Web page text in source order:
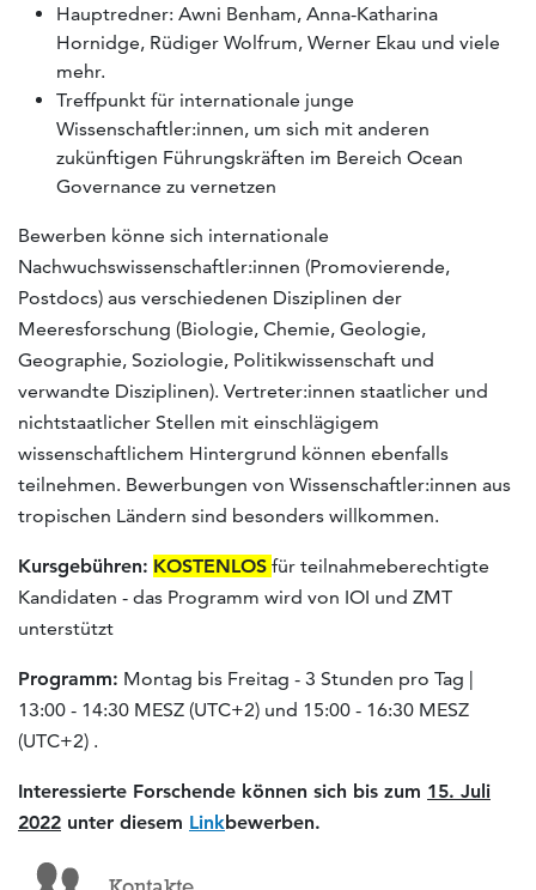
Hauptredner: Awni Benham, Anna-Katharina
Hornidge, Rüdiger Wolfrum, Werner Ekau und viele
mehr.
Treffpunkt für internationale junge
Wissenschaftler:innen, um sich mit anderen
zukünftigen Führungskräften im Bereich Ocean
Governance zu vernetzen
Bewerben könne sich internationale
Nachwuchswissenschaftler:innen (Promovierende,
Postdocs) aus verschiedenen Disziplinen der
Meeresforschung (Biologie, Chemie, Geologie,
Geographie, Soziologie, Politikwissenschaft und
verwandte Disziplinen). Vertreter:innen staatlicher und
nichtstaatlicher Stellen mit einschlägigem
wissenschaftlichem Hintergrund können ebenfalls
teilnehmen. Bewerbungen von Wissenschaftler:innen aus
tropischen Ländern sind besonders willkommen.
Kursgebühren: KOSTENLOS für teilnahmeberechtigte
Kandidaten - das Programm wird von IOI und ZMT
unterstützt
Programm: Montag bis Freitag - 3 Stunden pro Tag |
13:00 - 14:30 MESZ (UTC+2) und 15:00 - 16:30 MESZ
(UTC+2) .
Interessierte Forschende können sich bis zum 15. Juli
2022 unter diesem Linkbewerben.